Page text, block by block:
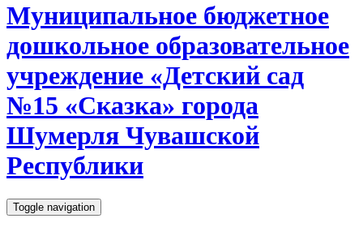
Муниципальное бюджетное
дошкольное образовательное
учреждение «Детский сад
№15 «Сказка» города
Шумерля Чувашской
Республики
Toggle navigation